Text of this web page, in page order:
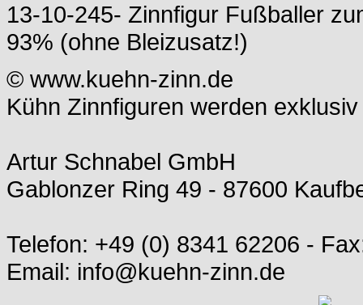
13-10-245- Zinnfigur Fußballer
93% (ohne Bleizusatz!)
© www.kuehn-zinn.de
Kühn Zinnfiguren werden
Artur Schnabel GmbH
Gablonzer Ring 49 - 87600
Telefon: +49 (0) 8341 62206 -
Email: info@kuehn-zinn.de